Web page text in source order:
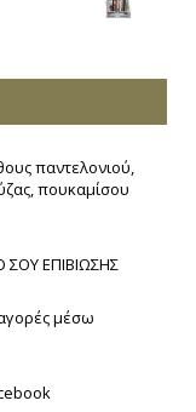
παντελονιού,
πουκαμίσου
ΣΟΥ ΕΠΙΒΙΩΣΗΣ
μέσω